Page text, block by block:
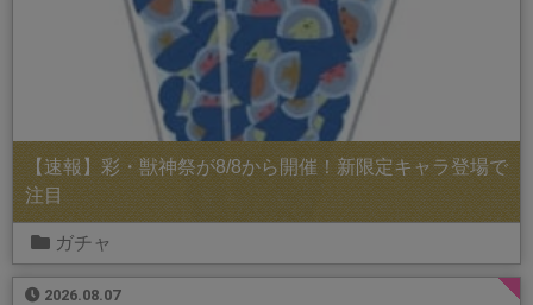
【速報】彩・獣神祭が8/8から開催！新限定キャラ登場で
注目
ガチャ
2026.08.07